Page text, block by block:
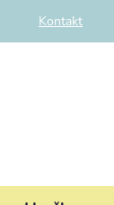
Kontakt